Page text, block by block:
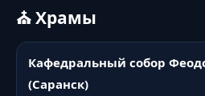
⛪ Храмы
Кафедральный собор
(Саранск)